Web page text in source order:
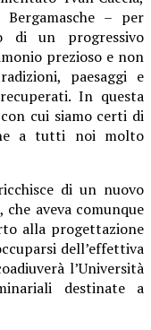
– per
di un progressivo
prezioso e non
paesaggi e
. In questa
cui siamo certi di
a tutti noi molto
di un nuovo
che aveva comunque
alla progettazione
dell’effettiva
l’Università
destinate a